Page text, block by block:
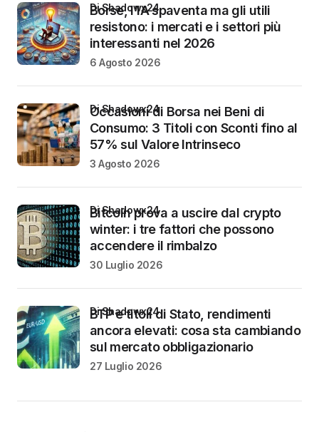
Borse, l’IA spaventa ma gli utili
resistono: i mercati e i settori più
interessanti nel 2026
di Shadowx24
6 Agosto 2026
Occasioni di Borsa nei Beni di
Consumo: 3 Titoli con Sconti fino al
57% sul Valore Intrinseco
di Shadowx24
3 Agosto 2026
Bitcoin prova a uscire dal crypto
winter: i tre fattori che possono
accendere il rimbalzo
di Shadowx24
30 Luglio 2026
BTP e titoli di Stato, rendimenti
ancora elevati: cosa sta cambiando
sul mercato obbligazionario
di Shadowx24
27 Luglio 2026